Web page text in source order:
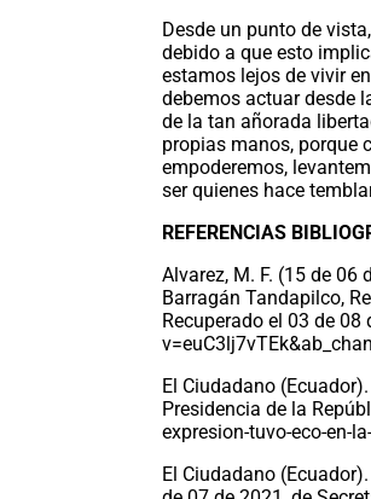
Desde un punto de
debido a que esto
estamos lejos de vivir
debemos actuar desde
de la tan añorada
propias manos, porque
empoderemos,
ser quienes hace
REFERENCIAS
Alvarez, M. F. (15 de 06
Barragán Tandapilco,
Recuperado el 03 de
El Ciudadano
Presidencia de la
expresion-tuvo-eco-en-
El Ciudadano